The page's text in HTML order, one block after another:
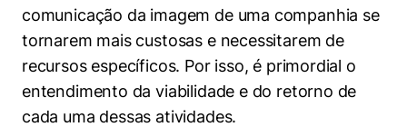
Engenharia Mecânica
Engenharia Mecatrônica
Direito
Economia
Finanças
comunicação da imagem de uma companhia se
tornarem mais custosas e necessitarem de
recursos específicos. Por isso, é primordial o
entendimento da viabilidade e do retorno de
cada uma dessas atividades.